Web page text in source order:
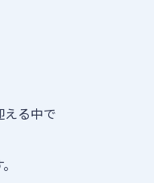
える中で